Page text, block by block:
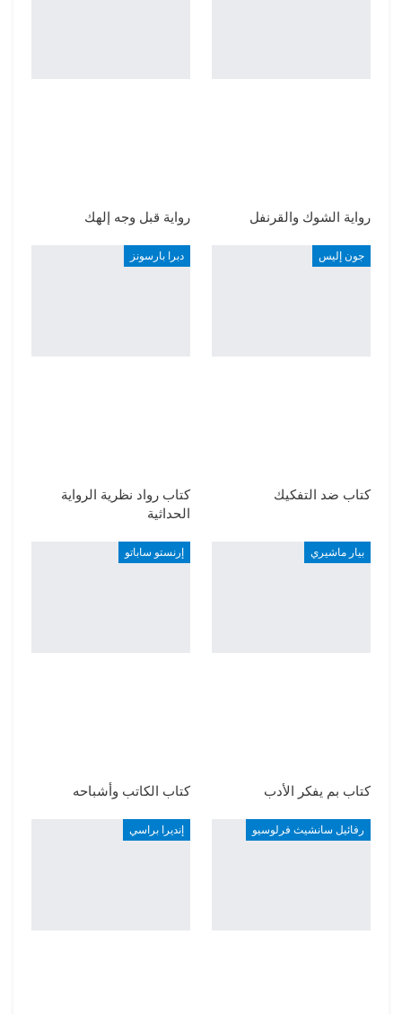
رواية الشوك والقرنفل رواية قبل وجه إلهك
جون إليس
كتاب ضد التفكيك
دبرا بارسونز
كتاب رواد نظرية الرواية
الحداثية
بيار ماشيري
كتاب بم يفكر الأدب
إرنستو ساباتو
كتاب الكاتب وأشباحه
رفائيل سانشيث فرلوسيو إنديرا براسي